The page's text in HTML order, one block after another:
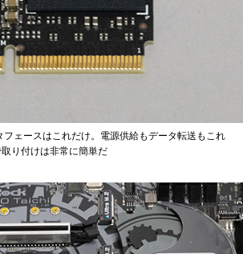
ェースはこれだけ。電源供給もデータ転送もこれ
り付けは非常に簡単だ